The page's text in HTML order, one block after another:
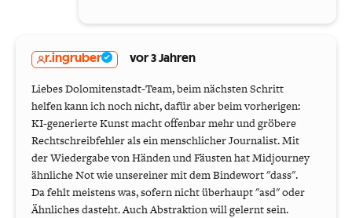
r.ingruber vor 3 Jahren
Liebes Dolomitenstadt-Team, beim nächsten Schritt
helfen kann ich noch nicht, dafür aber beim vorherigen:
KI-generierte Kunst macht offenbar mehr und gröbere
Rechtschreibfehler als ein menschlicher Journalist. Mit
der Wiedergabe von Händen und Fäusten hat Midjourney
ähnliche Not wie unsereiner mit dem Bindewort "dass".
Da fehlt meistens was, sofern nicht überhaupt "asd" oder
Ähnliches dasteht. Auch Abstraktion will gelernt sein.